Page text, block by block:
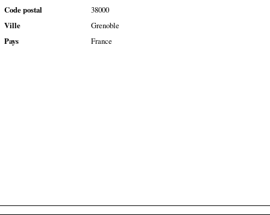
Code postal
38000
Ville
Grenoble
Pays
France